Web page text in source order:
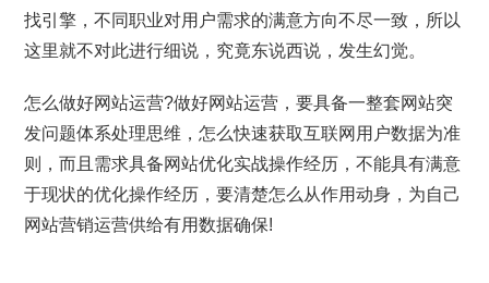
找引擎，不同职业对用户需求的满意方向不尽一致，所以
这里就不对此进行细说，究竟东说西说，发生幻觉。
怎么做好网站运营?做好网站运营，要具备一整套网站突
发问题体系处理思维，怎么快速获取互联网用户数据为准
则，而且需求具备网站优化实战操作经历，不能具有满意
于现状的优化操作经历，要清楚怎么从作用动身，为自己
网站营销运营供给有用数据确保!